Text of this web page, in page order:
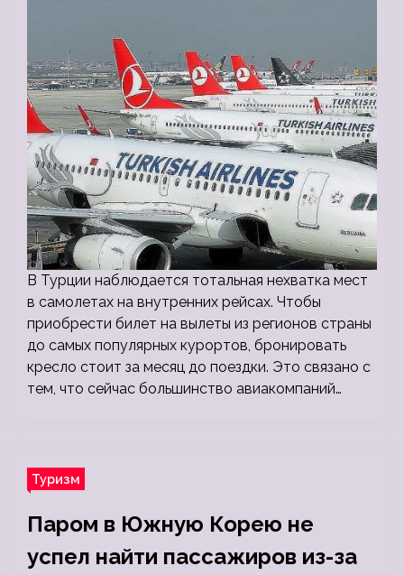
В Турции наблюдается тотальная нехватка мест
в самолетах на внутренних рейсах. Чтобы
приобрести билет на вылеты из регионов страны
до самых популярных курортов, бронировать
кресло стоит за месяц до поездки. Это связано с
тем, что сейчас большинство авиакомпаний…
Туризм
Паром в Южную Корею не
успел найти пассажиров из-за